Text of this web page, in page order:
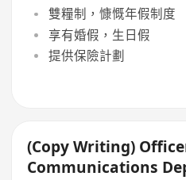
雙糧制，慷慨年假制度
享有婚假，生日假
提供保險計劃
(Copy Writing)
Communications